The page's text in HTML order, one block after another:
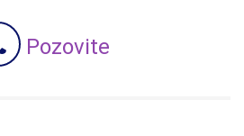
Pozovite